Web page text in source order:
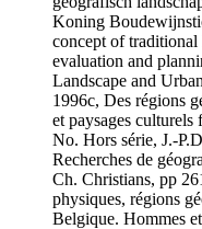
Koning
concept of traditional
evaluation and
Landscape and
1996c, Des régions
et paysages
No. Hors série, J.-
Recherches de
Ch. Christians, pp
physiques, régions
Belgique. Hommes